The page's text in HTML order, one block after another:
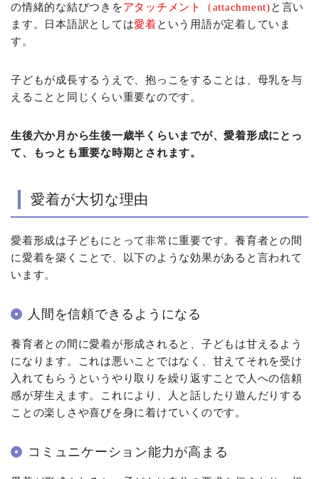
の情緒的な結びつきをアタッチメント（attachment)と言い
ます。日本語訳としては愛着という用語が定着していま
す。
子どもが成長するうえで、抱っこをすることは、母乳を与
えることと同じくらい重要なのです。
生後六か月から生後一歳半くらいまでが、愛着形成にとっ
て、もっとも重要な時期とされます。
愛着が大切な理由
愛着形成は子どもにとって非常に重要です。養育者との間
に愛着を築くことで、以下のような効果があると言われて
います。
人間を信頼できるようになる
養育者との間に愛着が形成されると、子どもは甘えるよう
になります。これは悪いことではなく、甘えてそれを受け
入れてもらうというやり取りを繰り返すことで人への信頼
感が芽生えます。これにより、人と話したり遊んだりする
ことの楽しさや喜びを身に着けていくのです。
コミュニケーション能力が高まる